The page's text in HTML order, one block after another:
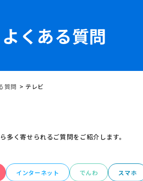
よくある質問
質問 > テレビ
多く寄せられるご質問をご紹介します。
インターネット でんわ スマホ